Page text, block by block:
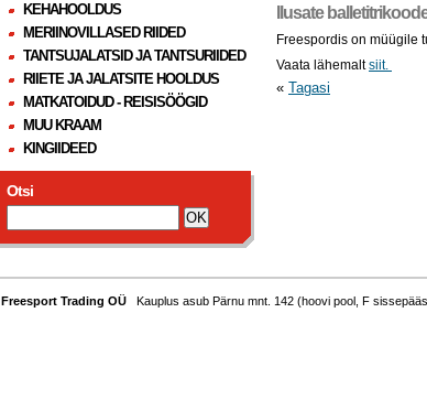
Ilusate
Freespordis on müügile
Vaata lähemaltsiit.
« Tagasi
KEHAHOOLDUS
MERIINOVILLASED RIIDED
TANTSUJALATSID JA TANTSURIIDED
RIIETE JA JALATSITE HOOLDUS
MATKATOIDUD - REISISÖÖGID
MUU KRAAM
KINGIIDEED
Otsi
Freesport Trading OÜ Kauplus asub Pärnu mnt. 142 (hoovi pool, F